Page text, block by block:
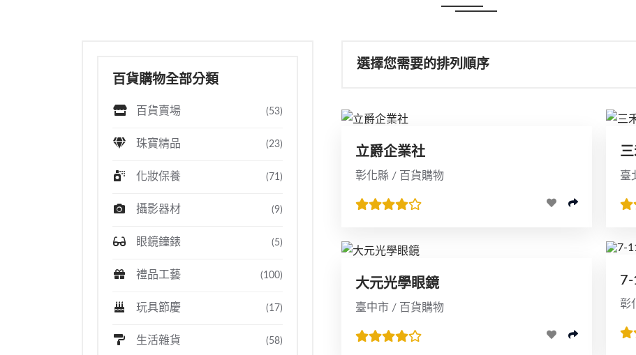
百貨購物全部分類
百貨賣場 (53)
珠寶精品 (23)
化妝保養 (71)
攝影器材 (9)
眼鏡鐘錶 (5)
禮品工藝 (100)
玩具節慶 (17)
生活雜貨 (58)
選擇您需要的排列順序
立爵企業社
彰化縣 / 百貨購物 臺
大元光學眼鏡
臺中市 / 百貨購物
7-
彰